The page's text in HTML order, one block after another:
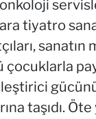
tiyatro
sanatın
çocuklarla
taşıdı.